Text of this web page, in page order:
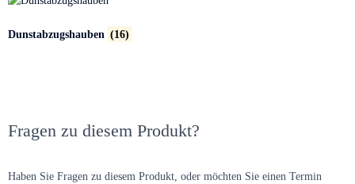
Dunstabzugshauben (16)
Fragen zu diesem Produkt?
Haben Sie Fragen zu diesem Produkt, oder möchten Sie einen Termin